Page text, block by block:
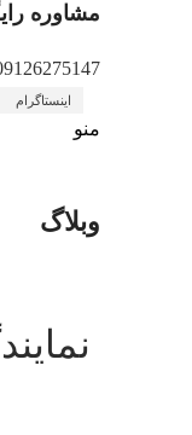
مشاوره
اینستاگرام
منو
وبلاگ